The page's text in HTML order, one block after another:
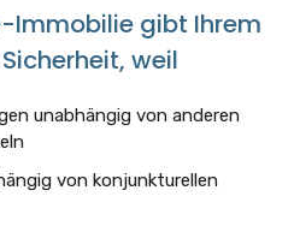
Immobilie gibt Ihrem
weil
unabhängig von anderen
von konjunkturellen